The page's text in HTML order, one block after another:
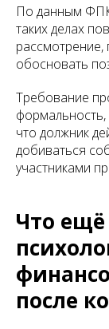
По данным
таких делах
рассмотрение,
обосновать
Требование
что должник
добиваться
участниками
Что ещё
после